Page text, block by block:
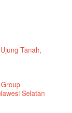
Tanah,
Selatan